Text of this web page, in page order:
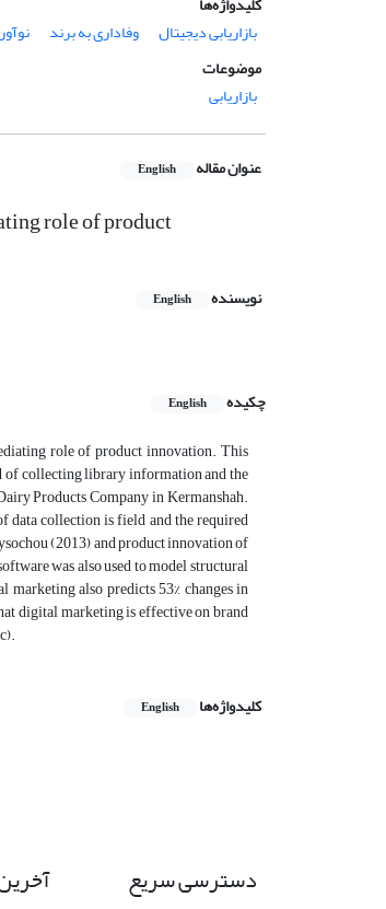
بازاریابی دیجیتال
وفاداری به برند
موضوعات
بازاریابی
عنوان مقاله English
role of product
نویسنده English
چکیده
English
role of product innovation. This
of collecting library information and the
Products Company in Kermanshah.
data collection is field and the required
(2013) and product innovation of
was also used to model structural
also predicts 53% changes in
digital marketing is effective on brand
کلیدواژه‌ها English
دسترسی سریع